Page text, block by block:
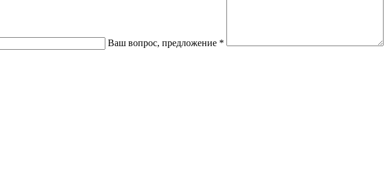
Ваш вопрос, предложение *